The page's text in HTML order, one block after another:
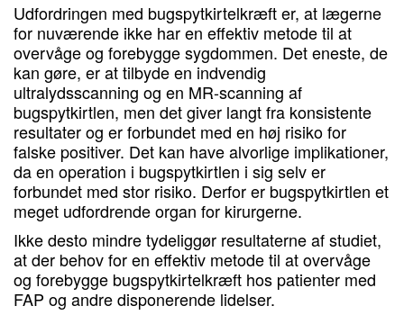
Udfordringen med bugspytkirtelkræft er, at lægerne
for nuværende ikke har en effektiv metode til at
overvåge og forebygge sygdommen. Det eneste, de
kan gøre, er at tilbyde en indvendig
ultralydsscanning og en MR-scanning af
bugspytkirtlen, men det giver langt fra konsistente
resultater og er forbundet med en høj risiko for
falske positiver. Det kan have alvorlige implikationer,
da en operation i bugspytkirtlen i sig selv er
forbundet med stor risiko. Derfor er bugspytkirtlen et
meget udfordrende organ for kirurgerne.
Ikke desto mindre tydeliggør resultaterne af studiet,
at der behov for en effektiv metode til at overvåge
og forebygge bugspytkirtelkræft hos patienter med
FAP og andre disponerende lidelser.